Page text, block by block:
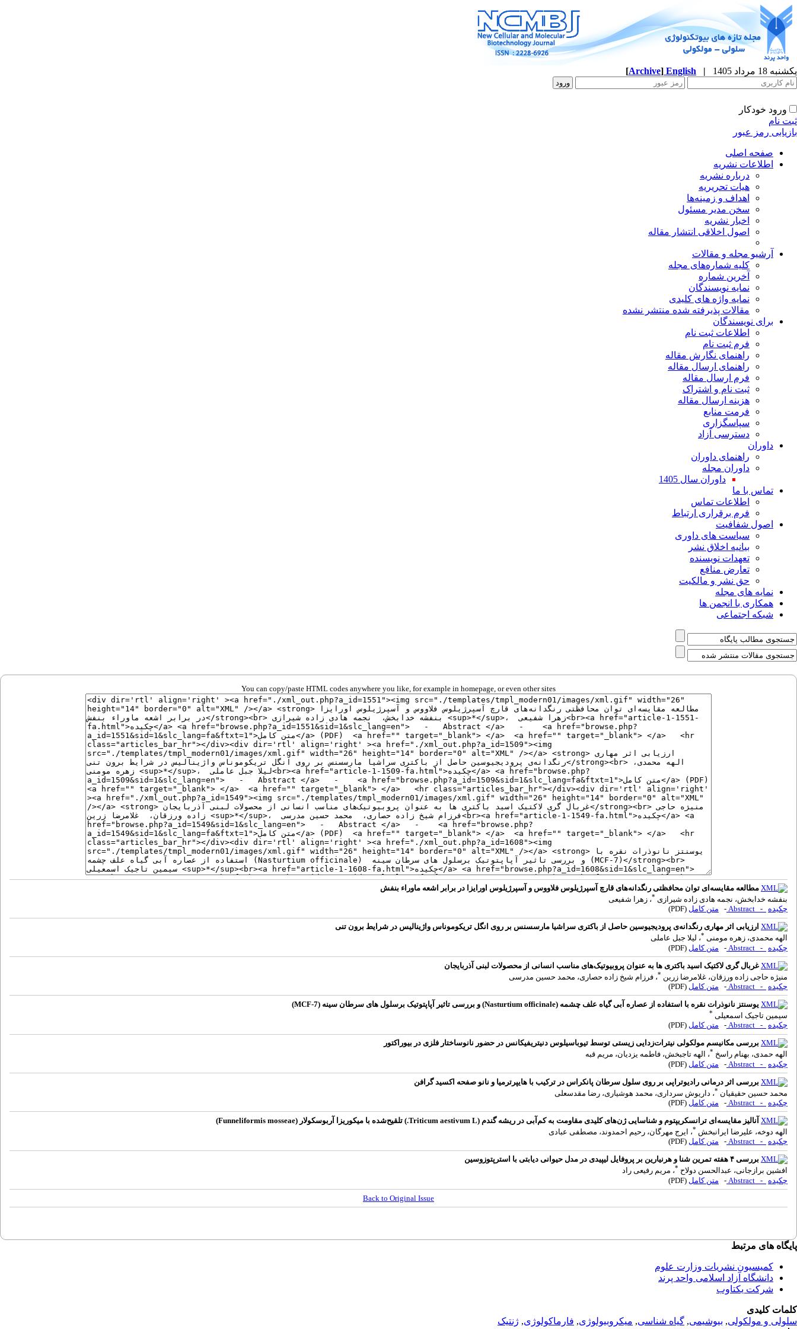
یکشنبه 18 مرداد 1405 |
English
[Archive]
ورود خودکار
ثبت نام
بازیابی رمز عبور
صفحه اصلی
اطلاعات نشریه
درباره نشریه
هیات تحریریه
اهداف و زمینه‌ها
سخن مدیر مسئول
اخبار نشریه
اصول اخلاقی انتشار مقاله
آرشیو مجله و مقالات
کلیه شماره‌های مجله
آخرین شماره
نمایه نویسندگان
نمایه واژه های کلیدی
مقالات پذیرفته شده منتشر نشده
برای نویسندگان
اطلاعات ثبت نام
فرم ثبت نام
راهنمای نگارش مقاله
راهنمای ارسال مقاله
فرم ارسال مقاله
ثبت نام و اشتراک
هزینه ارسال مقاله
فرمت منابع
سپاسگزاری
دسترسی آزاد
داوران
راهنمای داوران
داوران مجله
داوران سال 1405
تماس با ما
اطلاعات تماس
فرم برقراری ارتباط
اصول شفافیت
سیاست های داوری
بیانیه اخلاق نشر
تعهدات نویسنده
تعارض منافع
حق نشر و مالکیت
نمایه های مجله
همکاری با انجمن ها
شبکه اجتماعی
You can copy/paste HTML codes anywhere you like, for example in homepage, or even other sites
مطالعه مقایسه‌ای توان محافظتی رنگدانه‌های قارچ آسپرژیلوس فلاووس و آسپرژیلوس اورایزا در برابر اشعه ماوراء بنفش
بنفشه خدابخش، نجمه هادی زاده شیرازی *، زهرا شفیعی
چکیده
- Abstract
- متن کامل (PDF)
ارزیابی اثر مهاری رنگدانه‌ی پرودیجیوسین حاصل از باکتری سراشیا مارسسنس بر روی انگل تریکوموناس واژینالیس در شرایط برون تنی
الهه محمدی، زهره مومنی *، لیلا جبل عاملی
چکیده
- Abstract
- متن کامل (PDF)
غربال گری لاکتیک اسید باکتری ها به عنوان پروبیوتیک‌های مناسب انسانی از محصولات لبنی آذربایجان
منیژه حاجی زاده ورزقان، غلامرضا زرین *، فرزام شیخ زاده حصاری، محمد حسین مدرسی
چکیده
- Abstract
- متن کامل (PDF)
یوسنتز نانوذرات نقره با استفاده از عصاره آبی گیاه علف چشمه (Nasturtium officinale) و بررسی تاثیر آپاپتوتیک برسلول های سرطان سینه (MCF-7)
سیمین تاجیک اسمعیلی *
چکیده - Abstract
- متن کامل (PDF)
بررسی مکانیسم مولکولی نیترات‌زدایی زیستی توسط تیوباسیلوس دنیتریفیکانس در حضور نانوساختار فلزی در بیوراکتور
الهه حمدی، بهنام راسخ *، الهه تاجبخش، فاطمه یزدیان، مریم قبه
چکیده
- Abstract
- متن کامل (PDF)
بررسی اثر درمانی رادیوتراپی بر روی سلول سرطان پانکراس در ترکیب با هایپرترمیا و نانو صفحه اکسید گرافن
محمد حسین حقیقیان *، داریوش سرداری، محمد هوشیاری، رضا مقدسعلی
چکیده
- Abstract
- متن کامل (PDF)
آنالیز مقایسه‌ای ترانسکریپتوم و شناسایی ژن‌های کلیدی مقاومت به کم‌آبی در ریشه گندم (Triticum aestivum L.) تلقیح‌شده با میکوریزا آربوسکولار (Funneliformis mosseae)
الهه دوخه، علیرضا ایرانبخش *، ایرج مهرگان، رحیم احمدوند، مصطفی عبادی
چکیده
- Abstract
- متن کامل (PDF)
بررسی ۴ هفته تمرین شنا و هرنیارین بر پروفایل لیپیدی در مدل حیوانی دیابتی با استرپتوزوسین
افشین برازجانی، عبدالحسن دولاح *، مریم رفیعی راد
چکیده
- Abstract
- متن کامل (PDF)
Back to Original Issue
پایگاه های مرتبط
کمیسیون نشریات وزارت علوم
دانشگاه آزاد اسلامی واحد پرند
شرکت یکتاوب
کلمات کلیدی
سلولی و مولکولی, بیوشیمی, گیاه شناسی, میکروبیولوژی, فارماکولوژی, ژنتیک